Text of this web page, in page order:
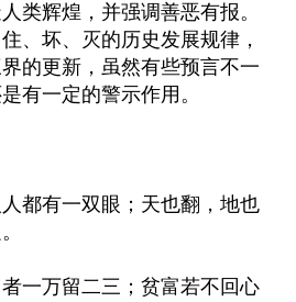
类辉煌，并强调善恶有报。
、坏、灭的历史发展规律，
的更新，虽然有些预言不一
有一定的警示作用。
都有一双眼；天也翻，地也
一万留二三；贫富若不回心